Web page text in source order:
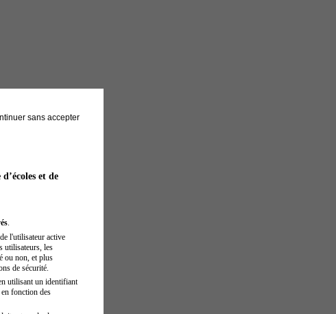
sans accepter
et de
.
l'utilisateur active
utilisateurs, les
ou non, et plus
de sécurité.
utilisant un identifiant
fonction des